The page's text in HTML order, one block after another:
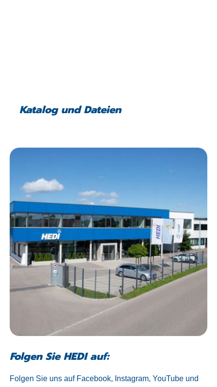
Katalog und Dateien
Folgen Sie HEDI auf:
Folgen Sie uns auf Facebook, Instagram, YouTube und